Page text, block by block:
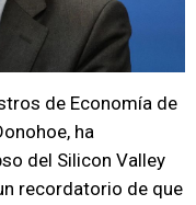
de Economía de
ha
del Silicon Valley
recordatorio de que